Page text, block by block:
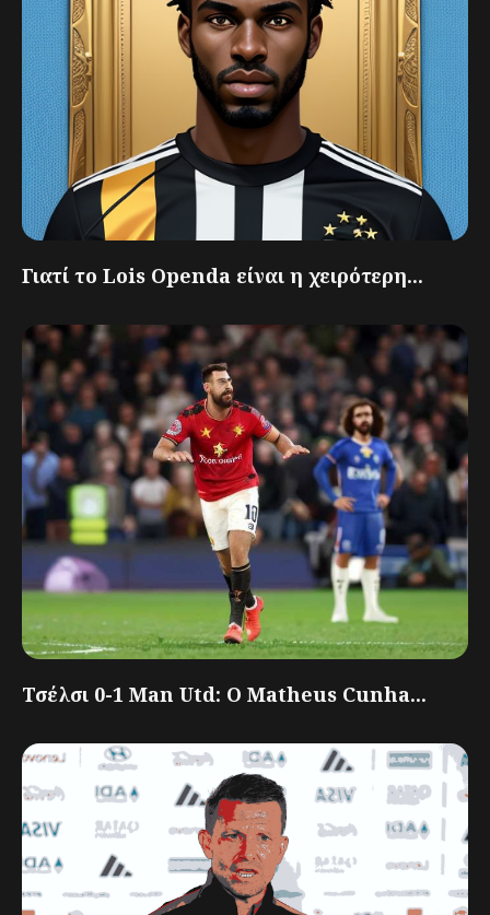
Γιατί το Lois Openda είναι η χειρότερη...
Τσέλσι 0-1 Man Utd: Ο Matheus Cunha...